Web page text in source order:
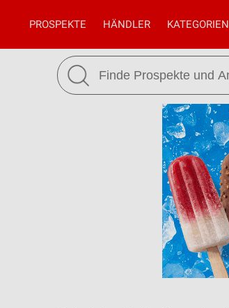
PROSPEKTE HÄNDLER KATEGORIEN